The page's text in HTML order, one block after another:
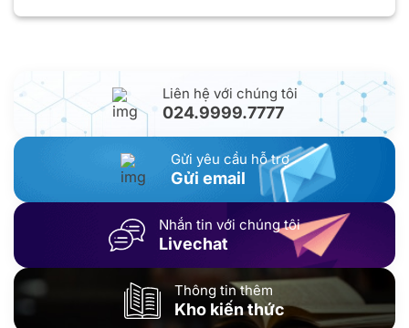
Liên hệ với chúng tôi
024.9999.7777
Gửi yêu cầu hỗ trợ
Gửi email
Nhắn tin với chúng tôi
Livechat
Thông tin thêm
Kho kiến thức